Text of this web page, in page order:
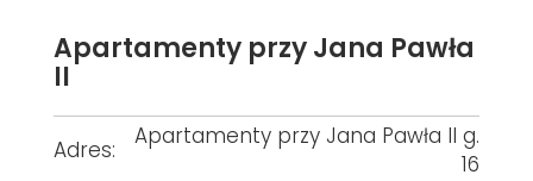
Apartamenty przy Jana Pawła
II
Adres:
Apartamenty przy Jana Pawła II g.
16